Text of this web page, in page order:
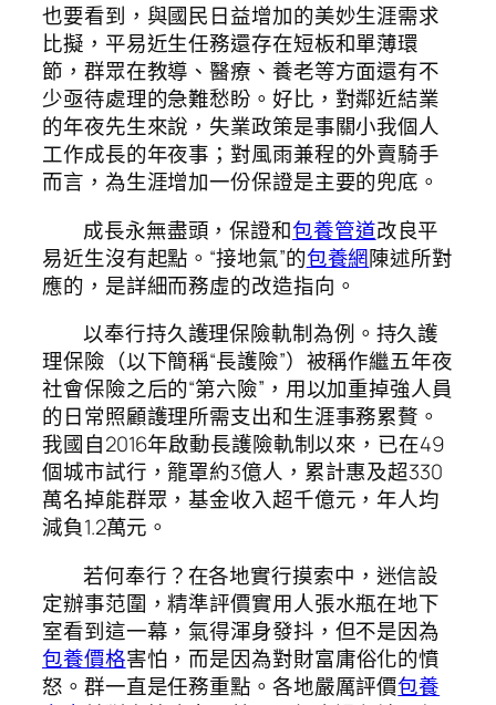
也要看到，與國民日益增加的美妙生涯需求
比擬，平易近生任務還存在短板和單薄環
節，群眾在教導、醫療、養老等方面還有不
少亟待處理的急難愁盼。好比，對鄰近結業
的年夜先生來說，失業政策是事關小我個人
工作成長的年夜事；對風雨兼程的外賣騎手
而言，為生涯增加一份保證是主要的兜底。
成長永無盡頭，保證和包養管道改良平
易近生沒有起點。“接地氣”的包養網陳述所對
應的，是詳細而務虛的改造指向。
以奉行持久護理保險軌制為例。持久護
理保險（以下簡稱“長護險”）被稱作繼五年夜
社會保險之后的“第六險”，用以加重掉強人員
的日常照顧護理所需支出和生涯事務累贅。
我國自2016年啟動長護險軌制以來，已在49
個城市試行，籠罩約3億人，累計惠及超330
萬名掉能群眾，基金收入超千億元，年人均
減負1.2萬元。
若何奉行？在各地實行摸索中，迷信設
定辦事范圍，精準評價實用人張水瓶在地下
室看到這一幕，氣得渾身發抖，但不是因為
包養價格害怕，而是因為對財富庸俗化的憤
怒。群一直是任務重點。各地嚴厲評價包養